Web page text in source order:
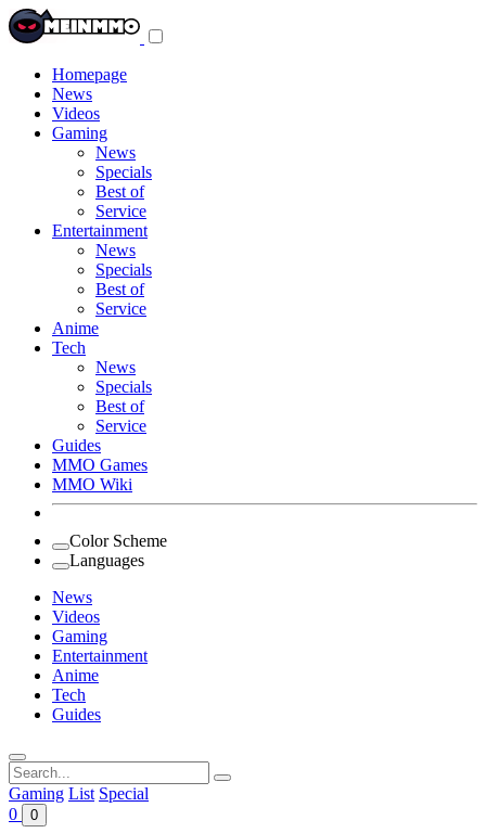
Homepage
News
Videos
Gaming
News
Specials
Best of
Service
Entertainment
News
Specials
Best of
Service
Anime
Tech
News
Specials
Best of
Service
Guides
MMO Games
MMO Wiki
Color Scheme
Languages
News
Videos
Gaming
Entertainment
Anime
Tech
Guides
Search
for:
Gaming List Special
0
0